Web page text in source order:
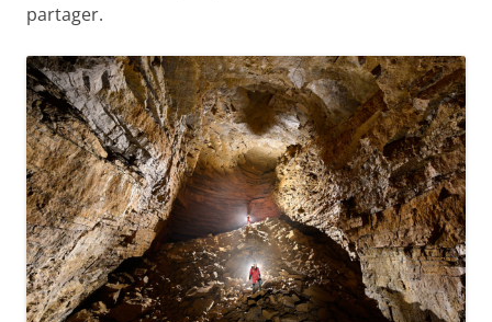
partager.